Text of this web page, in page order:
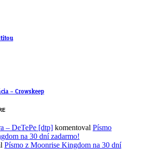
– Crowskeep
– DeTePe [dtp] komentoval Písmo
na 30 dní zadarmo!
Písmo z Moonrise Kingdom na 30 dní